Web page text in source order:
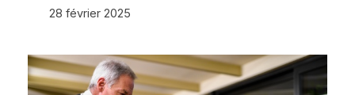
28 février 2025